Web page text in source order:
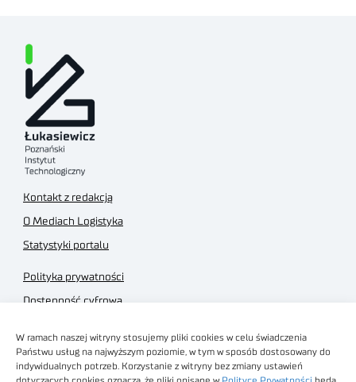
W ramach naszej witryny stosujemy pliki cookies w celu świadczenia
Państwu usług na najwyższym poziomie, w tym w sposób dostosowany do
indywidualnych potrzeb. Korzystanie z witryny bez zmiany ustawień
Kontakt z redakcją
O Mediach Logistyka
Statystyki portalu
Polityka prywatności
Dostępność cyfrowa
Regulamin sklepu